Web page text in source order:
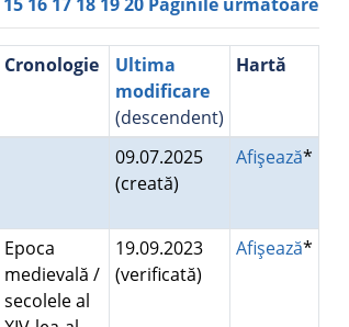
Cronologie
Ultima
modificare
(descendent)
Hartă
09.07.2025
(creată)
Afişează*
Epoca
medievală /
secolele al
19.09.2023
(verificată)
Afişează*